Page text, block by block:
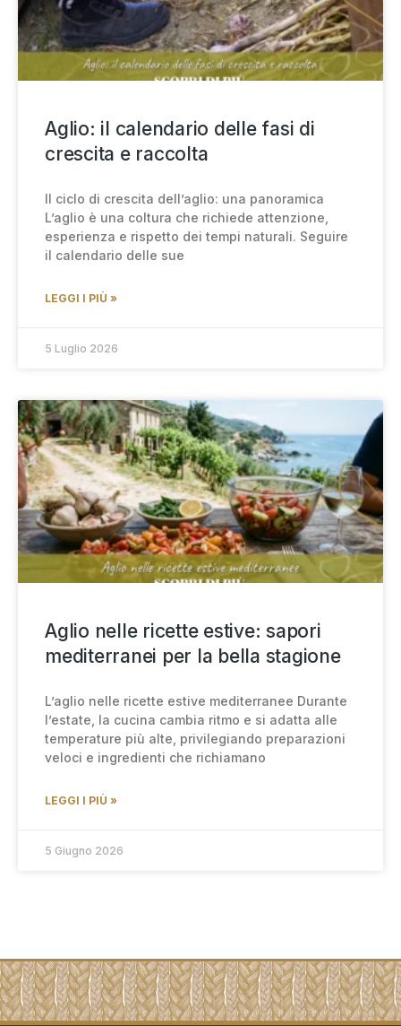
Aglio: il calendario delle fasi di
crescita e raccolta
Il ciclo di crescita dell’aglio: una panoramica
L’aglio è una coltura che richiede attenzione,
esperienza e rispetto dei tempi naturali. Seguire
il calendario delle sue
LEGGI I PIÙ »
5 Luglio 2026
Aglio nelle ricette estive: sapori
mediterranei per la bella stagione
L’aglio nelle ricette estive mediterranee Durante
l’estate, la cucina cambia ritmo e si adatta alle
temperature più alte, privilegiando preparazioni
veloci e ingredienti che richiamano
LEGGI I PIÙ »
5 Giugno 2026